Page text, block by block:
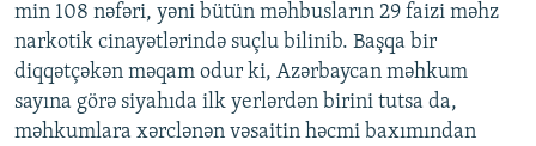
min 108 nəfəri, yəni bütün məhbusların 29 faizi məhz
narkotik cinayətlərində suçlu bilinib. Başqa bir
diqqətçəkən məqam odur ki, Azərbaycan məhkum
sayına görə siyahıda ilk yerlərdən birini tutsa da,
məhkumlara xərclənən vəsaitin həcmi baxımından